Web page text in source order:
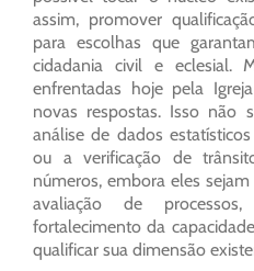
assim, promover
para escolhas que
cidadania civil e eclesial.
enfrentadas hoje pela
novas respostas. Isso não
análise de dados
ou a verificação de
números, embora eles
avaliação de
fortalecimento da
qualificar sua dimensão